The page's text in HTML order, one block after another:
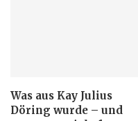
Was aus Kay Julius
Döring wurde – und